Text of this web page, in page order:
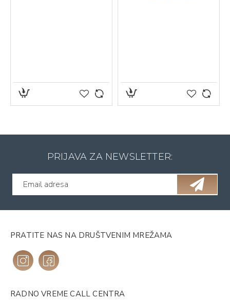
PRIJAVA ZA NEWSLETTER:
PRATITE NAS NA DRUŠTVENIM MREŽAMA
RADNO VREME CALL CENTRA